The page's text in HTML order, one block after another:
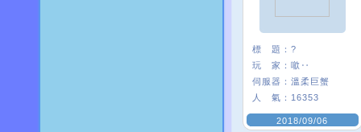
標 題： ?
玩 家： 噷‥
伺服器： 溫柔巨蟹
人 氣： 16353
2018/09/06